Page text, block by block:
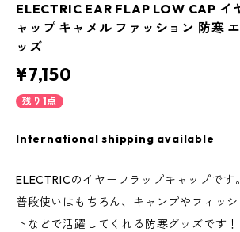
ELECTRIC EAR FLAP LOW CAP イ
ャップ キャメル ファッション 防寒
ッズ
¥7,150
残り1点
International shipping available
ELECTRICのイヤーフラップキャップです。
普段使いはもちろん、キャンプやフィッ
トなどで活躍してくれる防寒グッズです！